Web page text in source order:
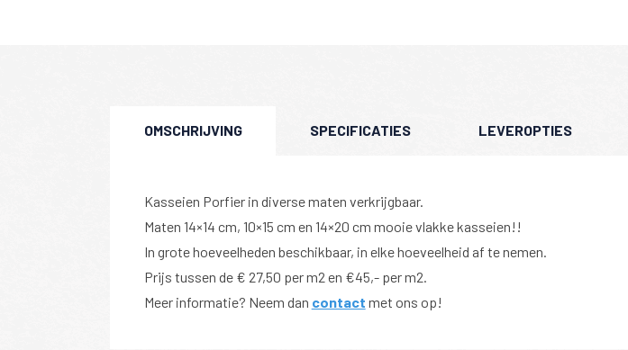
OMSCHRIJVING SPECIFICATIES LEVEROPTIES
Kasseien Porfier in diverse maten verkrijgbaar.
Maten 14×14 cm, 10×15 cm en 14×20 cm mooie vlakke kasseien!!
In grote hoeveelheden beschikbaar, in elke hoeveelheid af te nemen.
Prijs tussen de € 27,50 per m2 en €45,- per m2.
Meer informatie? Neem dan contact met ons op!